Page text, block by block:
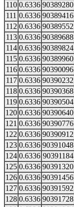
110 0.6336 90389280
111 0.6336 90389416
112 0.6336 90389552
113 0.6336 90389688
114 0.6336 90389824
115 0.6336 90389960
116 0.6336 90390096
117 0.6336 90390232
118 0.6336 90390368
119 0.6336 90390504
120 0.6336 90390640
121 0.6336 90390776
122 0.6336 90390912
123 0.6336 90391048
124 0.6336 90391184
125 0.6336 90391320
126 0.6336 90391456
127 0.6336 90391592
128 0.6336 90391728